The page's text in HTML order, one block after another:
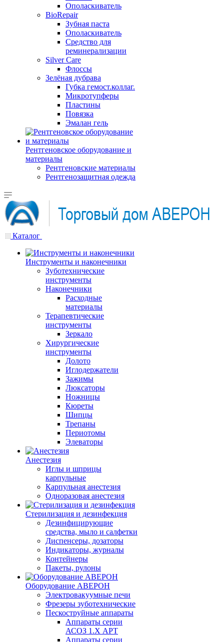
Ополаскиватель
BioRepair
Зубная паста
Ополаскиватель
Средство для
реминерализации
Silver Care
Флоссы
Зелёная дубрава
Губка гемост.коллаг.
Микротупферы
Пластины
Повязка
Эмалан гель
Рентгеновское оборудование и
материалы
Рентгеновские материалы
Рентгенозащитная одежда
Каталог
Инструменты и наконечники
Зуботехнические
инструменты
Наконечники
Расходные
материалы
Терапевтические
инструменты
Зеркало
Хирургические
инструменты
Долото
Иглодержатели
Зажимы
Люксаторы
Ножницы
Кюреты
Шипцы
Трепаны
Периотомы
Элеваторы
Анестезия
Иглы и шприцы
карпульные
Карпульная анестезия
Одноразовая анестезия
Стерилизация и дезинфекция
Дезинфицирующие
средства, мыло и салфетки
Диспенсеры, дозаторы
Индикаторы, журналы
Контейнеры
Пакеты, рулоны
Оборудование АВЕРОН
Электровакуумные печи
Фрезеры зуботехнические
Пескоструйные аппараты
Аппараты серии
АСОЗ 1.Х АРТ
Аппараты серии